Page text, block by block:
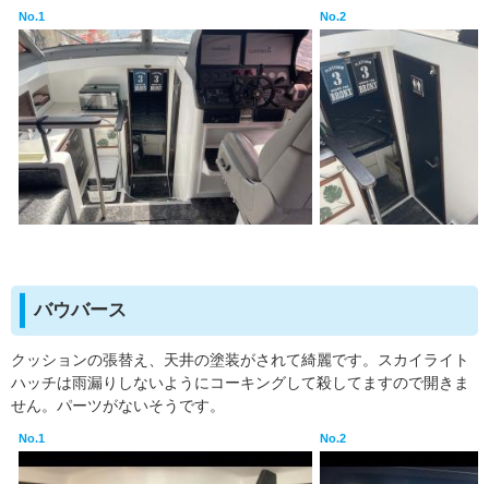
No.1 No.2
バウバース
クッションの張替え、天井の塗装がされて綺麗です。スカイライト
ハッチは雨漏りしないようにコーキングして殺してますので開きま
せん。パーツがないそうです。
No.1 No.2